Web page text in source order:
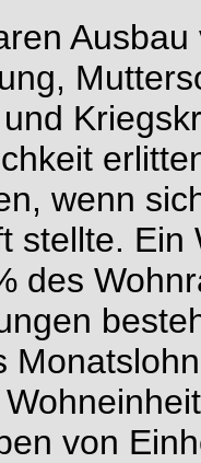
wenn
stellte.
des
von